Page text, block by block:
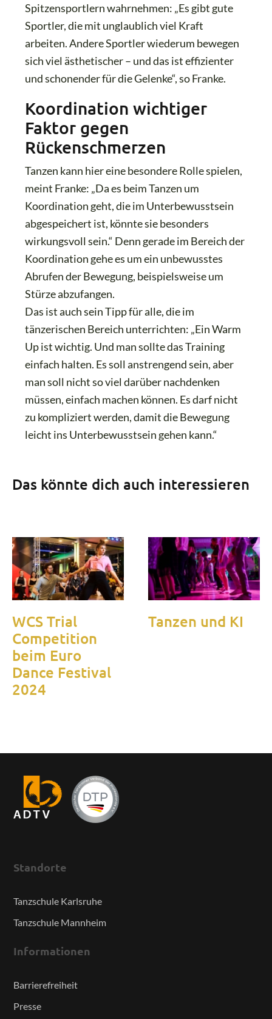
Spitzensportlern wahrnehmen: „Es gibt gute
Sportler, die mit unglaublich viel Kraft
arbeiten. Andere Sportler wiederum bewegen
sich viel ästhetischer – und das ist effizienter
und schonender für die Gelenke“, so Franke.
Koordination wichtiger
Faktor gegen
Rückenschmerzen
Tanzen kann hier eine besondere Rolle spielen,
meint Franke: „Da es beim Tanzen um
Koordination geht, die im Unterbewusstsein
abgespeichert ist, könnte sie besonders
wirkungsvoll sein.“ Denn gerade im Bereich der
Koordination gehe es um ein unbewusstes
Abrufen der Bewegung, beispielsweise um
Stürze abzufangen.
Das ist auch sein Tipp für alle, die im
tänzerischen Bereich unterrichten: „Ein Warm
Up ist wichtig. Und man sollte das Training
einfach halten. Es soll anstrengend sein, aber
man soll nicht so viel darüber nachdenken
müssen, einfach machen können. Es darf nicht
zu kompliziert werden, damit die Bewegung
leicht ins Unterbewusstsein gehen kann.“
Das könnte dich auch interessieren
WCS Trial
Competition
beim Euro
Dance Festival
2024
Tanzen und KI
Standorte
Tanzschule Karlsruhe
Tanzschule Mannheim
Informationen
Barrierefreiheit
Presse